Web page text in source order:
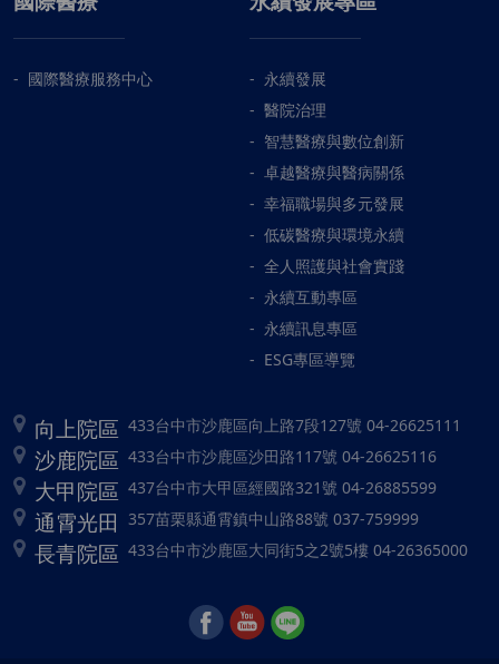
國際醫療服務中心
永續發展
醫院治理
智慧醫療與數位創新
卓越醫療與醫病關係
幸福職場與多元發展
低碳醫療與環境永續
全人照護與社會實踐
永續互動專區
永續訊息專區
ESG專區導覽
向上院區 433台中市沙鹿區向上路7段127號 04-26625111
沙鹿院區 433台中市沙鹿區沙田路117號 04-26625116
大甲院區 437台中市大甲區經國路321號 04-26885599
通霄光田 357苗栗縣通霄鎮中山路88號 037-759999
長青院區 433台中市沙鹿區大同街5之2號5樓 04-26365000